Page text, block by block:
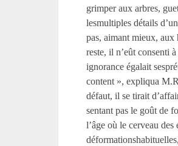
grimper aux arbres,
lesmultiples détails
pas, aimant mieux, aux
reste, il n’eût consenti
ignorance égalait
content », expliqua
défaut, il se tirait
sentant pas le goût de
l’âge où le cerveau